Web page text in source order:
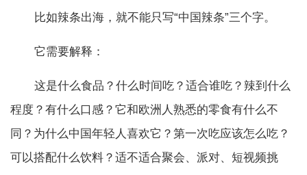
比如辣条出海，就不能只写“中国辣条”三个字。
它需要解释：
这是什么食品？什么时间吃？适合谁吃？辣到什么
程度？有什么口感？它和欧洲人熟悉的零食有什么不
同？为什么中国年轻人喜欢它？第一次吃应该怎么吃？
可以搭配什么饮料？适不适合聚会、派对、短视频挑